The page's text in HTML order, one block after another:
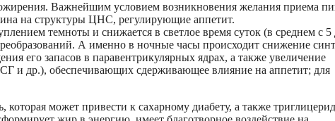
Важнейшим условием возникновения желания приема
на структуры ЦНС, регулирующие аппетит.
темноты и снижается в светлое время суток (в среднем с 5
А именно в ночные часы происходит снижение
его запасов в паравентрикулярных ядрах, а также увеличение
и др.), обеспечивающих сдерживающее влияние на аппетит; для
которая может привести к сахарному диабету, а также